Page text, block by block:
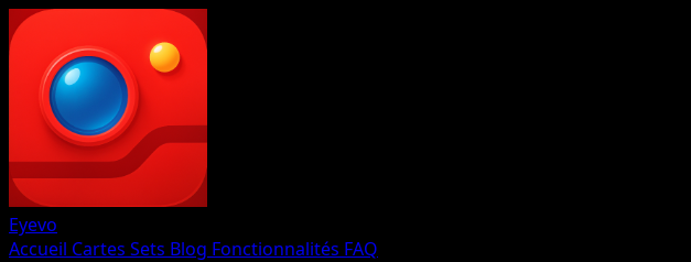
Eyevo
Accueil Cartes Sets Blog Fonctionnalités FAQ